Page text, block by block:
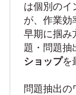
は個別のイ
が、作業効
早期に掴み
題・問題抽
ショップを
問題抽出の